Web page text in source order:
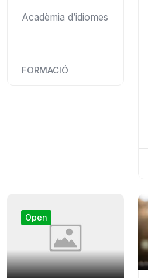
Acadèmia d’idiomes
FORMACIÓ
Open